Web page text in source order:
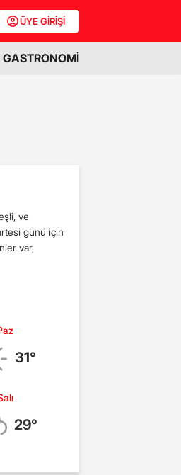
ÜYE GİRİŞİ
GASTRONOMİ
ve
günü için
var,
31°
29°